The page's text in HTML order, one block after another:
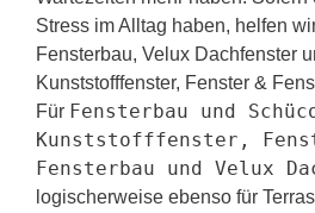
Stress im Alltag haben, helfen
Fensterbau, Velux Dachfenster
Kunststofffenster, Fenster &
Für Fensterbau und
Kunststofffenster,
Fensterbau und Velux
logischerweise ebenso für